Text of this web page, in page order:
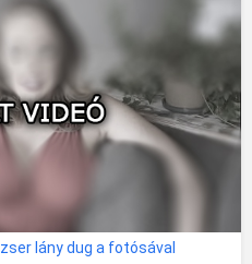
lány dug a fotósával